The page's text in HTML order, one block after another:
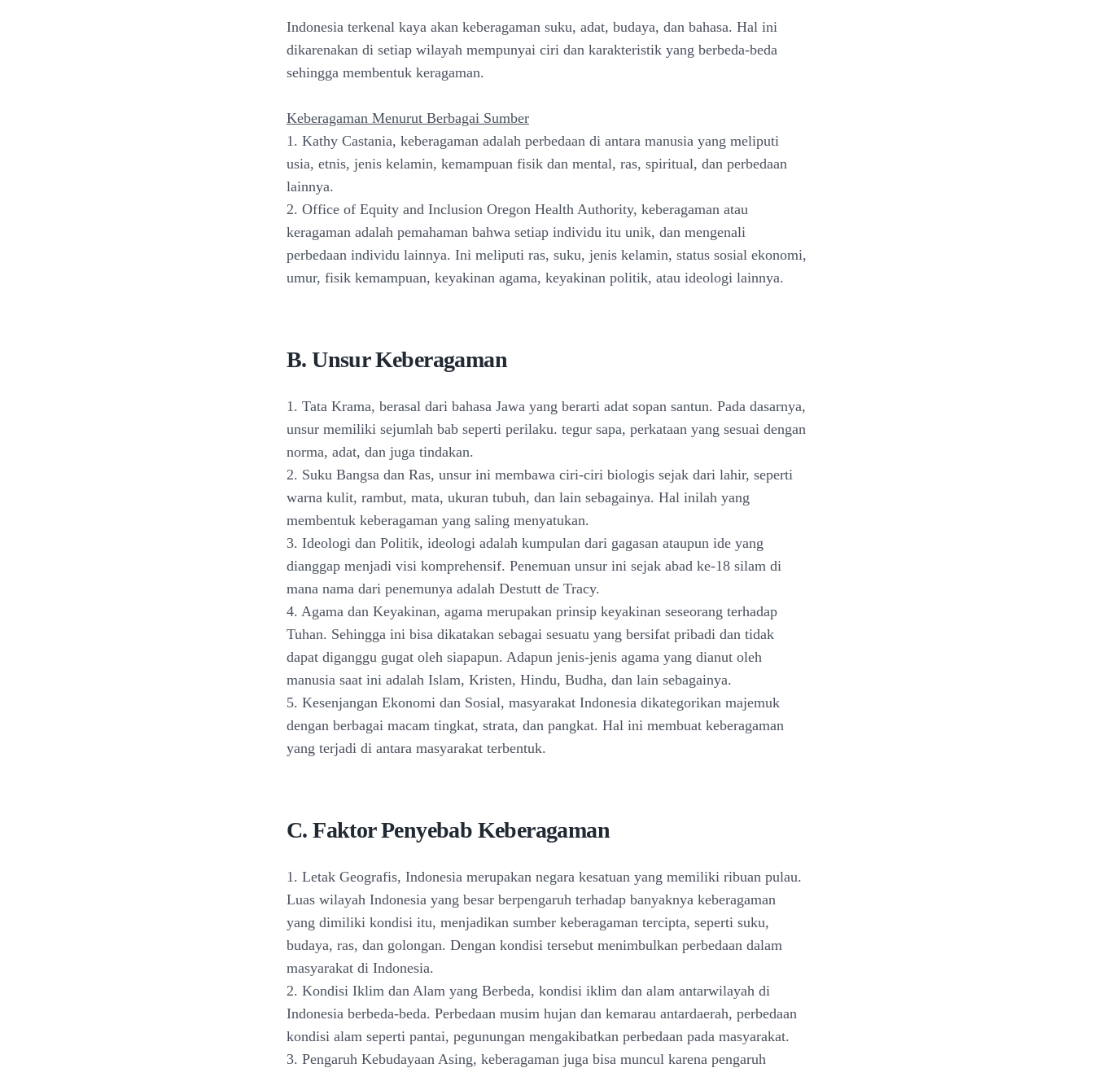
Indonesia terkenal kaya akan keberagaman suku, adat, budaya, dan bahasa. Hal ini
dikarenakan di setiap wilayah mempunyai ciri dan karakteristik yang berbeda-beda
sehingga membentuk keragaman.
Keberagaman Menurut Berbagai Sumber
1. Kathy Castania, keberagaman adalah perbedaan di antara manusia yang meliputi
usia, etnis, jenis kelamin, kemampuan fisik dan mental, ras, spiritual, dan perbedaan
lainnya.
2. Office of Equity and Inclusion Oregon Health Authority, keberagaman atau
keragaman adalah pemahaman bahwa setiap individu itu unik, dan mengenali
perbedaan individu lainnya. Ini meliputi ras, suku, jenis kelamin, status sosial ekonomi,
umur, fisik kemampuan, keyakinan agama, keyakinan politik, atau ideologi lainnya.
B. Unsur Keberagaman
1. Tata Krama, berasal dari bahasa Jawa yang berarti adat sopan santun. Pada dasarnya,
unsur memiliki sejumlah bab seperti perilaku. tegur sapa, perkataan yang sesuai dengan
norma, adat, dan juga tindakan.
2. Suku Bangsa dan Ras, unsur ini membawa ciri-ciri biologis sejak dari lahir, seperti
warna kulit, rambut, mata, ukuran tubuh, dan lain sebagainya. Hal inilah yang
membentuk keberagaman yang saling menyatukan.
3. Ideologi dan Politik, ideologi adalah kumpulan dari gagasan ataupun ide yang
dianggap menjadi visi komprehensif. Penemuan unsur ini sejak abad ke-18 silam di
mana nama dari penemunya adalah Destutt de Tracy.
4. Agama dan Keyakinan, agama merupakan prinsip keyakinan seseorang terhadap
Tuhan. Sehingga ini bisa dikatakan sebagai sesuatu yang bersifat pribadi dan tidak
dapat diganggu gugat oleh siapapun. Adapun jenis-jenis agama yang dianut oleh
manusia saat ini adalah Islam, Kristen, Hindu, Budha, dan lain sebagainya.
5. Kesenjangan Ekonomi dan Sosial, masyarakat Indonesia dikategorikan majemuk
dengan berbagai macam tingkat, strata, dan pangkat. Hal ini membuat keberagaman
yang terjadi di antara masyarakat terbentuk.
C. Faktor Penyebab Keberagaman
1. Letak Geografis, Indonesia merupakan negara kesatuan yang memiliki ribuan pulau.
Luas wilayah Indonesia yang besar berpengaruh terhadap banyaknya keberagaman
yang dimiliki kondisi itu, menjadikan sumber keberagaman tercipta, seperti suku,
budaya, ras, dan golongan. Dengan kondisi tersebut menimbulkan perbedaan dalam
masyarakat di Indonesia.
2. Kondisi Iklim dan Alam yang Berbeda, kondisi iklim dan alam antarwilayah di
Indonesia berbeda-beda. Perbedaan musim hujan dan kemarau antardaerah, perbedaan
kondisi alam seperti pantai, pegunungan mengakibatkan perbedaan pada masyarakat.
3. Pengaruh Kebudayaan Asing, keberagaman juga bisa muncul karena pengaruh